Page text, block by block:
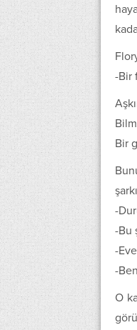
-Bir
Bir
-
-Bu
-
-
O